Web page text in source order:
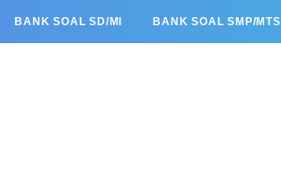
BANK SOAL SD/MI BANK SOAL SMP/MTS